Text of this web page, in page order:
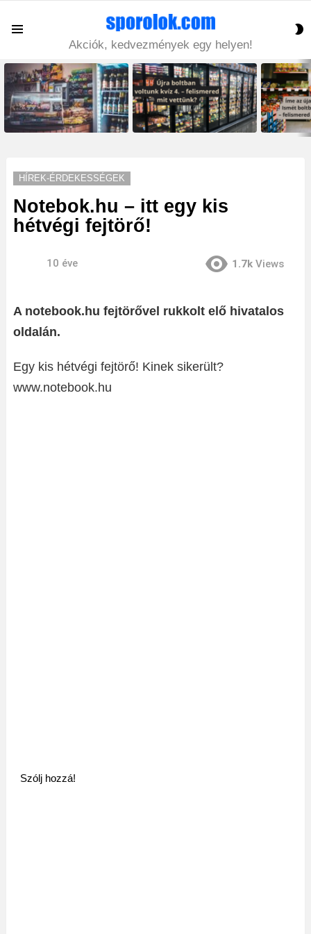
Akciók, kedvezmények egy helyen!
LATEST
STORIES
HÍREK-ÉRDEKESSÉGEK
Notebok.hu – itt egy kis
hétvégi fejtörő!
10 éve 1.7k Views
A notebook.hu fejtörővel rukkolt elő hivatalos
oldalán.
Egy kis hétvégi fejtörő! Kinek sikerült?
www.notebook.hu
Szólj hozzá!